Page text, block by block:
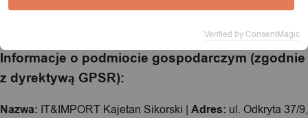
Informacje o podmiocie gospodarczym (zgodnie
z dyrektywą GPSR):
Nazwa: IT&IMPORT Kajetan Sikorski | Adres: ul. Odkryta 37/9,
Verified by ConsentMagic